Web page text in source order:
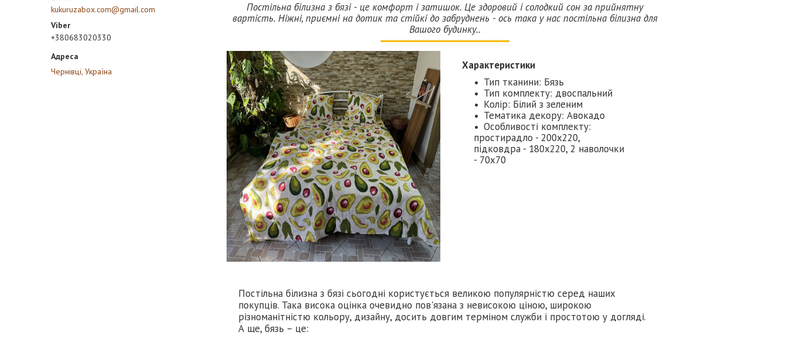
kukuruzabox.com@gmail.com
+380683020330
Чернівці, Україна
Постільна білизна з бязі - це комфорт і затишок. Це здоровий і солодкий сон за прийнятну
вартість. Ніжні, приємні на дотик та стійкі до забруднень - ось така у нас постільна білизна для
Вашого будинку..
Характеристики
Тип тканини: Бязь
Тип комплекту: двоспальний
Колір: Білий з зеленим
Тематика декору: Авокадо
Особливості комплекту:
простирадло - 200х220,
підковдра - 180х220, 2 наволочки
- 70х70
Постільна білизна з бязі сьогодні користується великою популярністю серед наших
покупців. Така висока оцінка очевидно пов'язана з невисокою ціною, широкою
різноманітністю кольору, дизайну, досить довгим терміном служби і простотою у догляді.
А ще, бязь – це: